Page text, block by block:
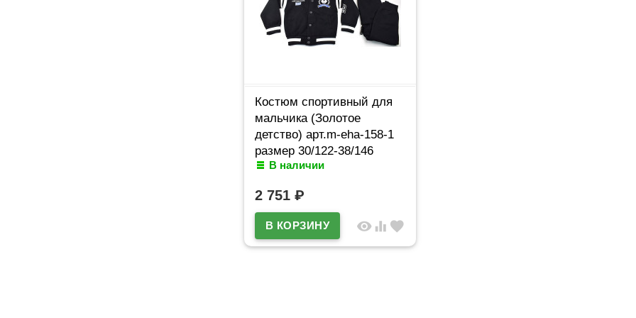
Костюм спортивный для
мальчика (Золотое
детство) арт.m-eha-158-1
размер 30/122-38/146
трикотажный цвет черный
В наличии
2 751 ₽
visibility equalizer favorite